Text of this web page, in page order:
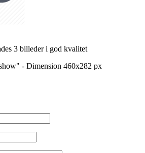
3 billeder i god kvalitet
- Dimension 460x282 px